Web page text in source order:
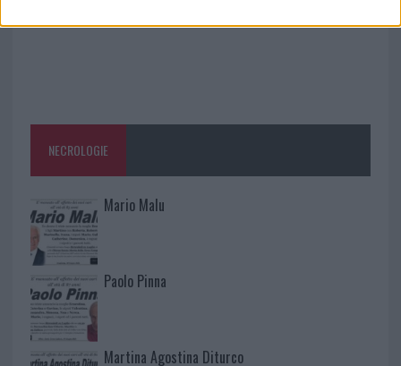
NECROLOGIE
Mario Malu
Paolo Pinna
Martina Agostina Diturco